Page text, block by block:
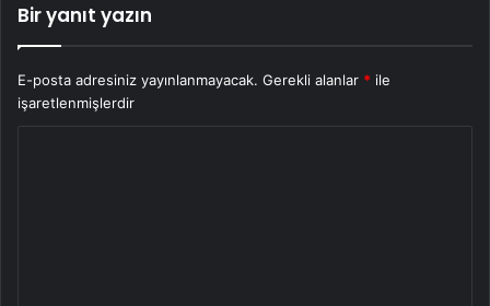
Bir yanıt yazın
E-posta adresiniz yayınlanmayacak. Gerekli alanlar * ile
işaretlenmişlerdir